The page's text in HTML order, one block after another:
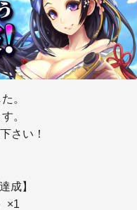
。
。
さい！
成】
×1